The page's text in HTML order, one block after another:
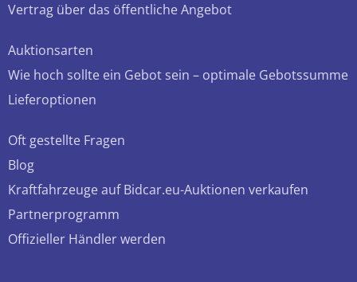
Vertrag über das öffentliche Angebot
Auktionsarten
Wie hoch sollte ein Gebot sein – optimale Gebotssumme
Lieferoptionen
Oft gestellte Fragen
Blog
Kraftfahrzeuge auf Bidcar.eu-Auktionen verkaufen
Partnerprogramm
Offizieller Händler werden